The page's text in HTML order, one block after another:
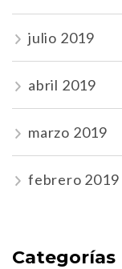
julio 2019
abril 2019
marzo 2019
febrero 2019
Categorías